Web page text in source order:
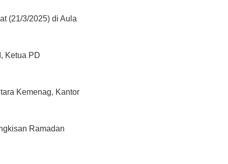
(21/3/2025) di Aula
Ketua PD
Kemenag, Kantor
Ramadan